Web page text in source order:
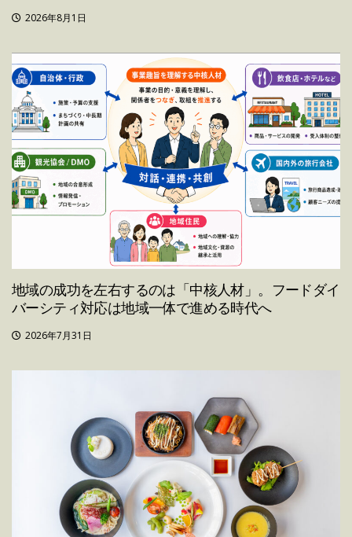
2026年8月1日
地域の成功を左右するのは「中核人材」。フードダイ
バーシティ対応は地域一体で進める時代へ
2026年7月31日